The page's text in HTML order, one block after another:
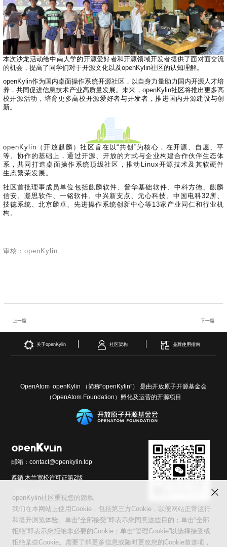
本次沙龙活动给中南大学的开源爱好者和开源领域开发者提供了面对面交流
的机会，提高了同学们对于开源文化以及openKylin社区的认知理解。
openKylin作为国内桌面操作系统开源社区，以自身力量助力国内开源人才培
养，共同促进信息技术产业高质量发展。未来，openKylin社区将推出更多高
校开源活动，培育更多高校开源爱好者与开发者，推进国内开源建设与创
新。
openKylin（开放麒麟）社区旨在以“共创”为核心，在开源、自愿、平
等、协作的基础上，通过开源、开放的方式与企业构建合作伙伴生态体
系，共同打造桌面操作系统顶级社区，推动Linux开源技术及其软硬件
生态繁荣发展。
社区首批理事成员单位包括麒麟软件、普华基础软件、中科方德、麒麟
信安、凝思软件、一铭软件、中兴新支点、元心科技、中国电科32所、
技德系统、北京麟卓、先进操作系统创新中心等13家产业同仁和行业机
构。
审核：openKylin
上一篇 下一篇
关于openKylin 社区架构 品牌使用指南
OpenAtom openKylin （简称“openKylin”） 是由开放原子开源基金会
（OpenAtom Foundation）孵化及运营的开源项目
邮箱：contact@openkylin.top
遵循 木兰宽松许可证第2版
（MulanPSL2）
友情链接：
光合开发者社区
Infinitensor开源社区
交流群
openKylin社区重视您的隐私
我们在本网站上使用Cookie，包括第三方Cookie，以便网站正常运行
和提升浏览体验。单击“全部接受”即表示您同意这些目的；单击“全部
拒绝”即表示您拒绝非必要的Cookie；单击“管理Cookie”以选择接受或
拒绝某些Cookie。需要了解更多信息或随时更改您的Cookie首选项，